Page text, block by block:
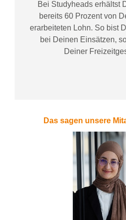
Bei Studyheadserhältst
bereits 60 Prozent von D
erarbeiteten Lohn. So bist
bei Deinen Einsätzen,
Deiner
Das sagen unsere